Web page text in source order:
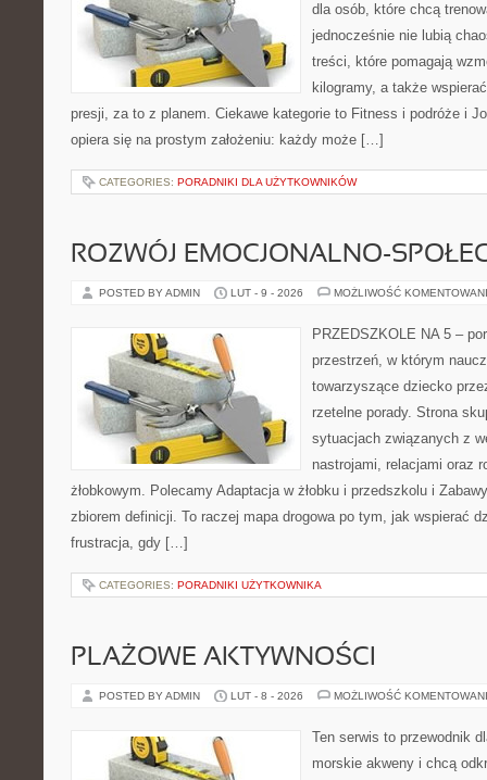
dla osób, które chcą
jednocześnie nie lubią
treści, które pomagają
kilogramy, a także
presji, za to z planem. Ciekawe kategorie to Fitness i podróże i
opiera się na prostym założeniu: każdy może […]
CATEGORIES: PORADNIKI DLA UŻYTKOWNIKÓW
ROZWÓJ EMOCJONALNO-
POSTED BY ADMIN LUT - 9 - 2026 MOŻLIWOŚĆ
PRZEDSZKOLE NA 5 –
przestrzeń, w którym
towarzyszące dziecko
rzetelne porady. Strona
sytuacjach związanych z
nastrojami, relacjami oraz
żłobkowym. Polecamy Adaptacja w żłobku i przedszkolu i
zbiorem definicji. To raczej mapa drogowa po tym, jak wspierać
frustracja, gdy […]
CATEGORIES: PORADNIKI UŻYTKOWNIKA
PLAŻOWE AKTYWNOŚCI
POSTED BY ADMIN LUT - 8 - 2026 MOŻLIWOŚĆ
Ten serwis to przewodnik
morskie akweny i chcą